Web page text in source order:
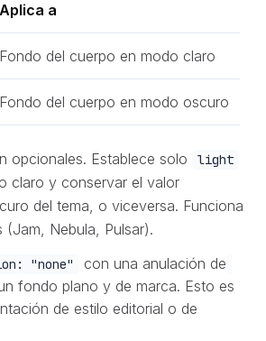
Aplica a
Fondo del cuerpo en modo claro
Fondo del cuerpo en modo oscuro
opcionales. Establece solo light
claro y conservar el valor
del tema, o viceversa. Funciona
Nebula, Pulsar).
"none" con una anulación de
fondo plano y de marca. Esto es
de estilo editorial o de